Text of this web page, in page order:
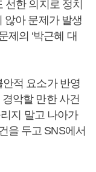
선한 의지로 정치
않아 문제가 발생
제의 ‘박근혜 대
적 요소가 반영
악할 만한 사건
지 말고 나아가
을 두고 SNS에서